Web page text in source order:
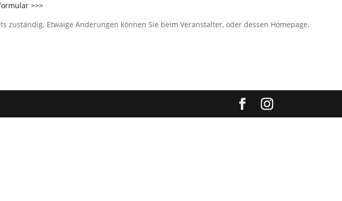
>>>
Etwaige Änderungen können Sie beim Veranstalter, oder dessen Homepage,